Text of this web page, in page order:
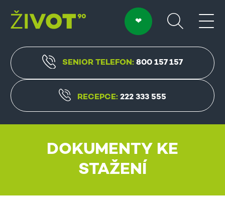
SENIOR TELEFON:800 157 157
RECEPCE:222 333 555
DOKUMENTY KE
STAŽENÍ